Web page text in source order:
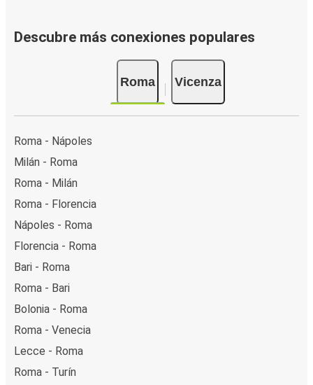
Descubre más conexiones populares
Roma Vicenza
Roma - Nápoles
Milán - Roma
Roma - Milán
Roma - Florencia
Nápoles - Roma
Florencia - Roma
Bari - Roma
Roma - Bari
Bolonia - Roma
Roma - Venecia
Lecce - Roma
Roma - Turín